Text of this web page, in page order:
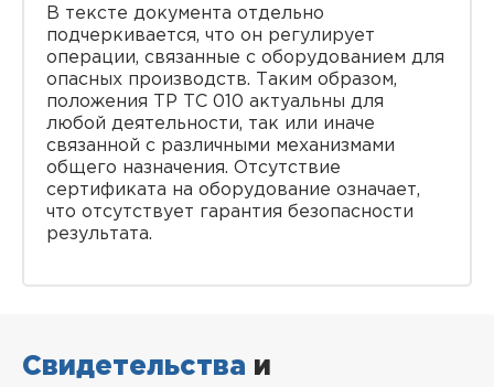
В тексте документа отдельно
подчеркивается, что он регулирует
операции, связанные с оборудованием для
опасных производств. Таким образом,
положения ТР ТС 010 актуальны для
любой деятельности, так или иначе
связанной с различными механизмами
общего назначения. Отсутствие
сертификата на оборудование означает,
что отсутствует гарантия безопасности
результата.
Свидетельства и